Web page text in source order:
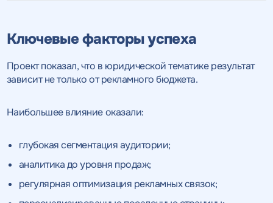
Ключевые факторы успеха
Проект показал, что в юридической тематике результат
зависит не только от рекламного бюджета.
Наибольшее влияние оказали:
глубокая сегментация аудитории;
аналитика до уровня продаж;
регулярная оптимизация рекламных связок;
Нажимая на кнопку, "Отправить" вы даете согласие
конфиденциальности
ОТПРАВИТЬ
интересующему вас